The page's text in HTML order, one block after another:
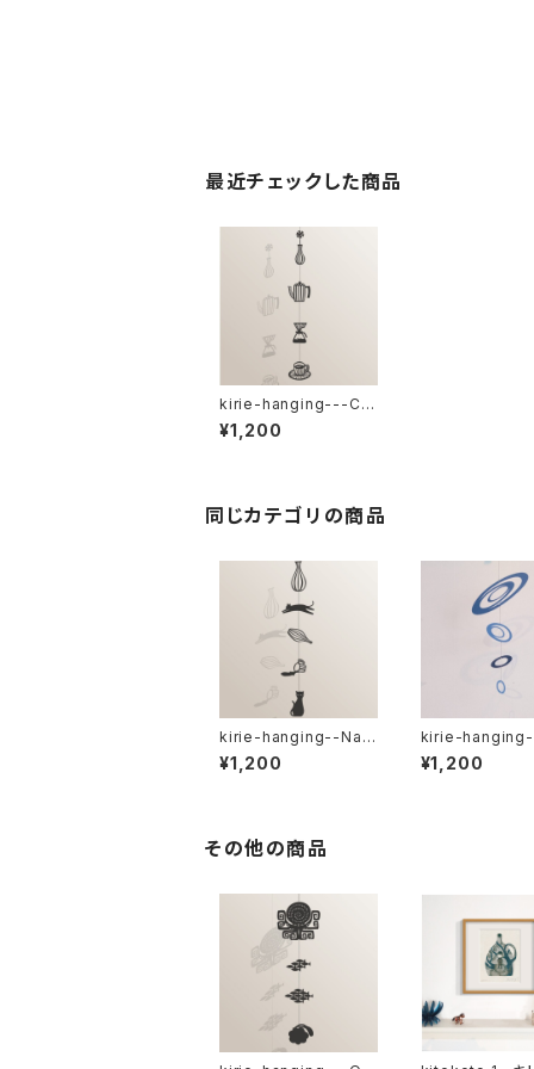
最近チェックした商品
kirie-hanging---Co
ffee break（ペーパー
オーナメント・コーヒー
¥1,200
同じカテゴリの商品
kirie-hanging--Nau
ghty Cat（ペーパーオ
ーナメント・イタズラ猫）
¥1,200
kirie-
uGuru ring（ペ
オーナメント）
¥1,200
その他の商品